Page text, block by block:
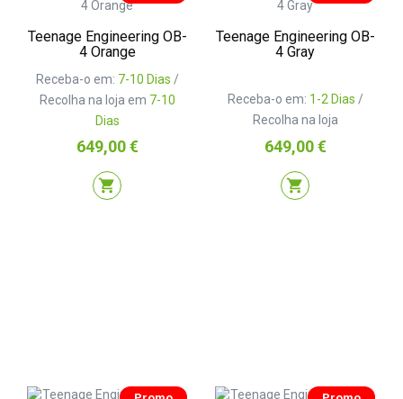
Teenage Engineering OB-
4 Orange
Receba-o em: 7-10 Dias /
Recolha na loja em 7-10
Dias
Preço
649,00 €
shopping_cart
Teenage Engineering OB-
4 Gray
Receba-o em: 1-2 Dias /
Recolha na loja
Preço
649,00 €
shopping_cart